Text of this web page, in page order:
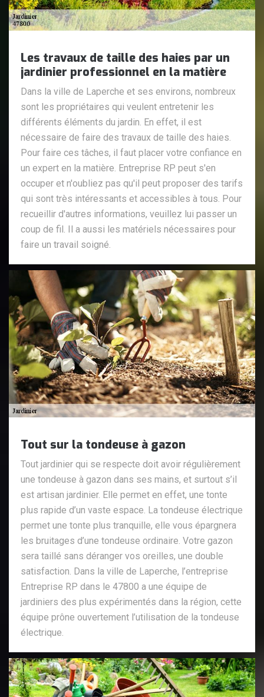
Les travaux de taille des haies par un
jardinier professionnel en la matière
Dans la ville de Laperche et ses environs, nombreux
sont les propriétaires qui veulent entretenir les
différents éléments du jardin. En effet, il est
nécessaire de faire des travaux de taille des haies.
Pour faire ces tâches, il faut placer votre confiance en
un expert en la matière. Entreprise RP peut s'en
occuper et n'oubliez pas qu'il peut proposer des tarifs
qui sont très intéressants et accessibles à tous. Pour
recueillir d'autres informations, veuillez lui passer un
coup de fil. Il a aussi les matériels nécessaires pour
faire un travail soigné.
Tout sur la tondeuse à gazon
Tout jardinier qui se respecte doit avoir régulièrement
une tondeuse à gazon dans ses mains, et surtout s’il
est artisan jardinier. Elle permet en effet, une tonte
plus rapide d’un vaste espace. La tondeuse électrique
permet une tonte plus tranquille, elle vous épargnera
les bruitages d’une tondeuse ordinaire. Votre gazon
sera taillé sans déranger vos oreilles, une double
satisfaction. Dans la ville de Laperche, l’entreprise
Entreprise RP dans le 47800 a une équipe de
jardiniers des plus expérimentés dans la région, cette
équipe prône ouvertement l’utilisation de la tondeuse
électrique.